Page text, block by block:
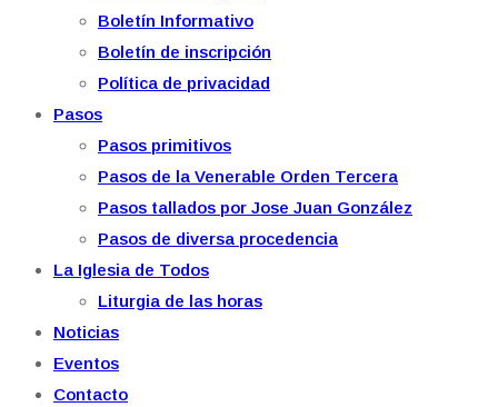
Boletín Informativo
Boletín de inscripción
Política de privacidad
Pasos
Pasos primitivos
Pasos de la Venerable Orden Tercera
Pasos tallados por Jose Juan González
Pasos de diversa procedencia
La Iglesia de Todos
Liturgia de las horas
Noticias
Eventos
Contacto